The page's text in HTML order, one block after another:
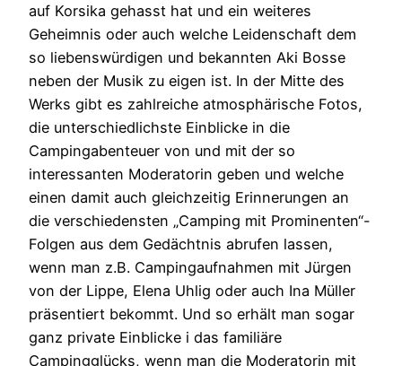
auf Korsika gehasst hat und ein weiteres
Geheimnis oder auch welche Leidenschaft dem
so liebenswürdigen und bekannten Aki Bosse
neben der Musik zu eigen ist. In der Mitte des
Werks gibt es zahlreiche atmosphärische Fotos,
die unterschiedlichste Einblicke in die
Campingabenteuer von und mit der so
interessanten Moderatorin geben und welche
einen damit auch gleichzeitig Erinnerungen an
die verschiedensten „Camping mit Prominenten“-
Folgen aus dem Gedächtnis abrufen lassen,
wenn man z.B. Campingaufnahmen mit Jürgen
von der Lippe, Elena Uhlig oder auch Ina Müller
präsentiert bekommt. Und so erhält man sogar
ganz private Einblicke i das familiäre
Campingglücks, wenn man die Moderatorin mit